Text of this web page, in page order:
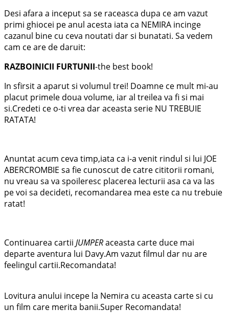
Desi afara a inceput sa se raceasca dupa ce am vazut
primi ghiocei pe anul acesta iata ca NEMIRA incinge
cazanul bine cu ceva noutati dar si bunatati. Sa vedem
cam ce are de daruit:
RAZBOINICII FURTUNII-the best book!
In sfirsit a aparut si volumul trei! Doamne ce mult mi-au
placut primele doua volume, iar al treilea va fi si mai
si.Credeti ce o-ti vrea dar aceasta serie NU TREBUIE
RATATA!
Anuntat acum ceva timp,iata ca i-a venit rindul si lui JOE
ABERCROMBIE sa fie cunoscut de catre cititorii romani,
nu vreau sa va spoileresc placerea lecturii asa ca va las
pe voi sa decideti, recomandarea mea este ca nu trebuie
ratat!
Continuarea cartii JUMPERaceasta carte duce mai
departe aventura lui Davy.Am vazut filmul dar nu are
feelingul cartii.Recomandata!
Lovitura anului incepe la Nemira cu aceasta carte si cu
un film care merita banii.Super Recomandata!